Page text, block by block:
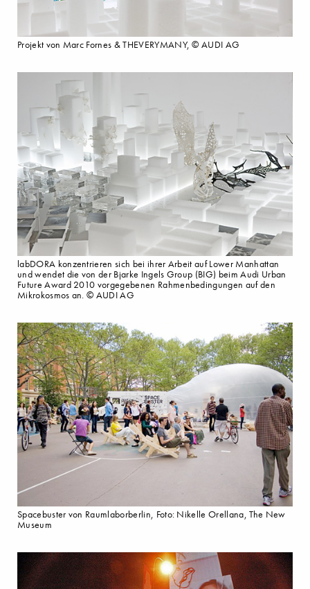
Projekt von Marc Fornes & THEVERYMANY, © AUDI AG
labDORA konzentrieren sich bei ihrer Arbeit auf Lower Manhattan
und wendet die von der Bjarke Ingels Group (BIG) beim Audi Urban
Future Award 2010 vorgegebenen Rahmenbedingungen auf den
Mikrokosmos an. © AUDI AG
Spacebuster von Raumlaborberlin, Foto: Nikelle Orellana, The New
Museum